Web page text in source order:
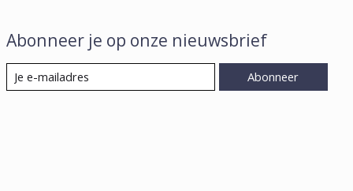
Abonneer je op onze nieuwsbrief
Abonneer